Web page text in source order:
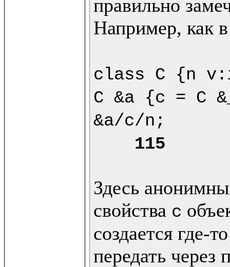
правильно
Например, как
class C {n
C &a {c = C
&a/c/n;
115
Здесь
свойства c
создается где-
передать